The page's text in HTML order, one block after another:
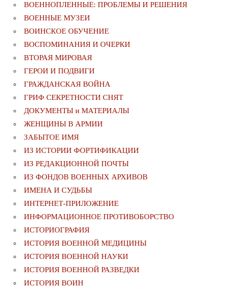
ВОЕННОПЛЕННЫЕ: ПРОБЛЕМЫ И РЕШЕНИЯ
ВОЕННЫЕ МУЗЕИ
ВОИНСКОЕ ОБУЧЕНИЕ
ВОСПОМИНАНИЯ И ОЧЕРКИ
ВТОРАЯ МИРОВАЯ
ГЕРОИ И ПОДВИГИ
ГРАЖДАНСКАЯ ВОЙНА
ГРИФ СЕКРЕТНОСТИ СНЯТ
ДОКУМЕНТЫ и МАТЕРИАЛЫ
ЖЕНЩИНЫ В АРМИИ
ЗАБЫТОЕ ИМЯ
ИЗ ИСТОРИИ ФОРТИФИКАЦИИ
ИЗ РЕДАКЦИОННОЙ ПОЧТЫ
ИЗ ФОНДОВ ВОЕННЫХ АРХИВОВ
ИМЕНА И СУДЬБЫ
ИНТЕРНЕТ-ПРИЛОЖЕНИЕ
ИНФОРМАЦИОННОЕ ПРОТИВОБОРСТВО
ИСТОРИОГРАФИЯ
ИСТОРИЯ ВОЕННОЙ МЕДИЦИНЫ
ИСТОРИЯ ВОЕННОЙ НАУКИ
ИСТОРИЯ ВОЕННОЙ РАЗВЕДКИ
ИСТОРИЯ ВОИН